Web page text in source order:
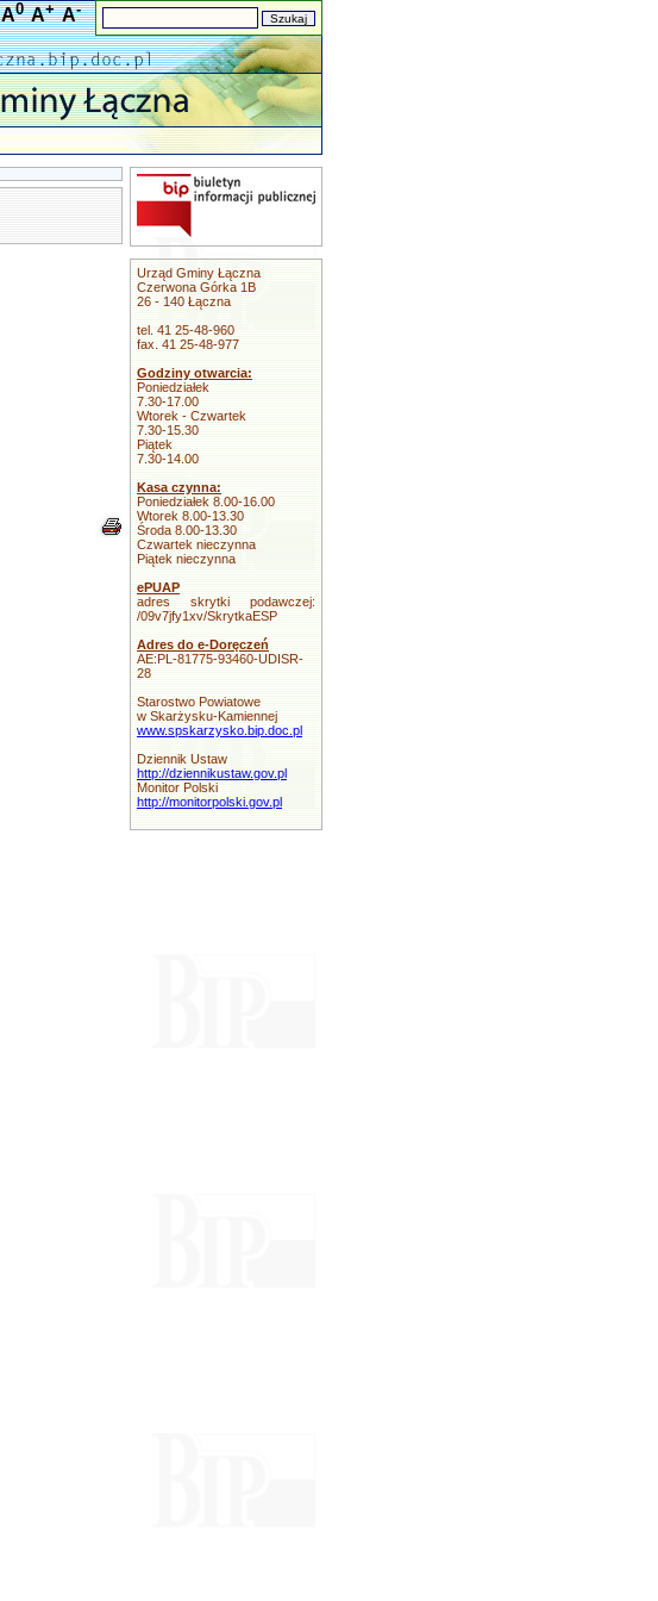
A0 A+ A-
Urząd Gminy Łączna
Czerwona Górka 1B
26 - 140 Łączna
tel. 41 25-48-960
fax. 41 25-48-977
Godziny otwarcia:
Poniedziałek
7.30-17.00
Wtorek - Czwartek
7.30-15.30
Piątek
7.30-14.00
Kasa czynna:
Poniedziałek 8.00-16.00
Wtorek 8.00-13.30
Środa 8.00-13.30
Czwartek nieczynna
Piątek nieczynna
ePUAP
adres skrytki podawczej:
/09v7jfy1xv/SkrytkaESP
Adres do e-Doręczeń
AE:PL-81775-93460-UDISR-
28
Starostwo Powiatowe
w Skarżysku-Kamiennej
www.spskarzysko.bip.doc.pl
Dziennik Ustaw
http://dziennikustaw.gov.pl
Monitor Polski
http://monitorpolski.gov.pl